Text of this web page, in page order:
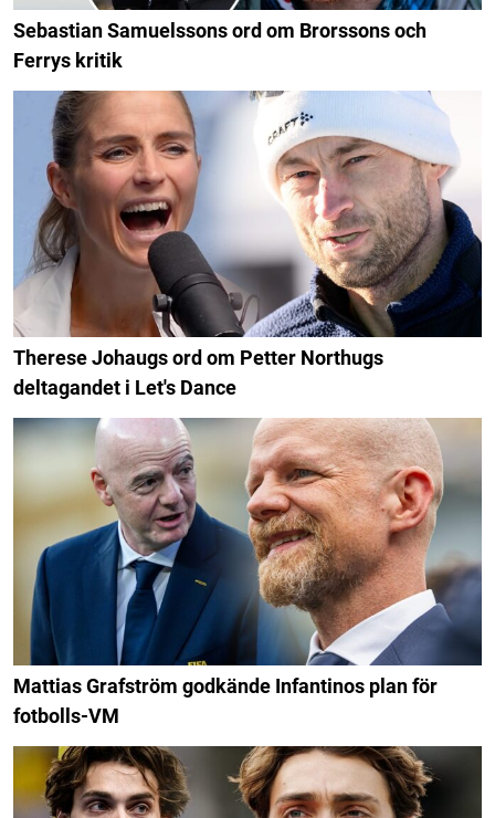
Sebastian Samuelssons ord om Brorssons och
Ferrys kritik
Therese Johaugs ord om Petter Northugs
deltagandet i Let's Dance
Mattias Grafström godkände Infantinos plan för
fotbolls-VM